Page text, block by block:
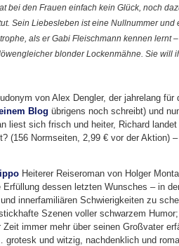
bei den Frauen einfach kein Glück, noch
Sein Liebesleben ist eine Nullnummer und
als er Gabi Fleischmann kennen lernt
blonder Lockenmähne. Sie will
von Alex Dengler, der jahrelang für
Blog übrigens noch schreibt) und
liest sich frisch und heiter, Richard landet
(156 Normseiten, 2,99 € vor der Aktion) –
Heiterer Reiseroman von Holger
dessen letzten Wunsches – in
innerfamiliären Schwierigkeiten zu
Szenen voller schwarzem
immer mehr über seinen Großvater
grotesk und witzig, nachdenklich und